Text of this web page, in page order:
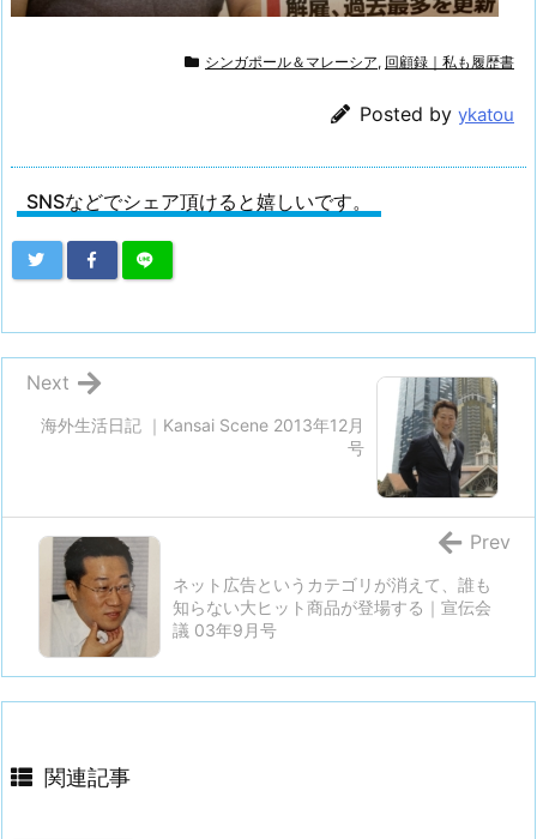
シンガポール＆マレーシア, 回顧録｜私も履歴書
Posted by ykatou
SNSなどでシェア頂けると嬉しいです。
海外生活日記 ｜Kansai Scene 2013年12月
号
Next
ネット広告というカテゴリが消えて、誰も
知らない大ヒット商品が登場する｜宣伝会
議 03年9月号
Prev
関連記事